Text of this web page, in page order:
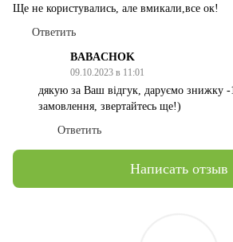
Ще не користувались, але вмикали,все ок!
Ответить
BABACHOK
09.10.2023 в 11:01
дякую за Ваш відгук, даруємо знижку -
замовлення, звертайтесь ще!)
Ответить
Написать отзыв